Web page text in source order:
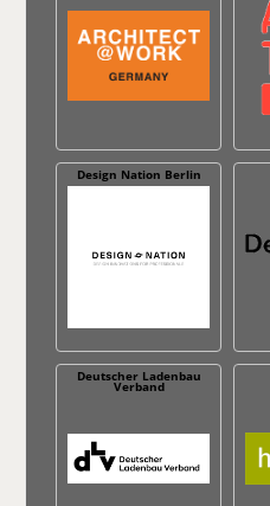
Design Nation Berlin
Deutscher Ladenbau
Verband